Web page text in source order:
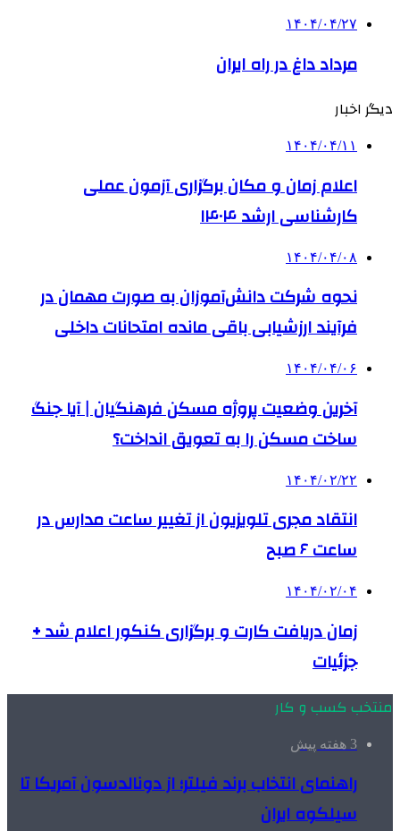
۱۴۰۴/۰۴/۲۷
مرداد داغ در راه ایران
دیگر اخبار
۱۴۰۴/۰۴/۱۱
اعلام زمان و مکان برگزاری آزمون عملی
کارشناسی ارشد ۱۴۰۴
۱۴۰۴/۰۴/۰۸
نحوه شرکت دانش‌آموزان به صورت مهمان در
فرآیند ارزشیابی باقی مانده امتحانات داخلی
۱۴۰۴/۰۴/۰۶
آخرین وضعیت پروژه‌ مسکن فرهنگیان | آیا جنگ
ساخت مسکن را به تعویق انداخت؟
۱۴۰۴/۰۲/۲۲
انتقاد مجری تلویزیون از تغییر ساعت مدارس در
ساعت ۶ صبح
۱۴۰۴/۰۲/۰۴
زمان دریافت کارت و برگزاری کنکور اعلام شد +
جزئیات
منتخب کسب و کار
3 هفته پیش
راهنمای انتخاب برند فیلتر؛ از دونالدسون آمریکا تا
سیلکوه ایران